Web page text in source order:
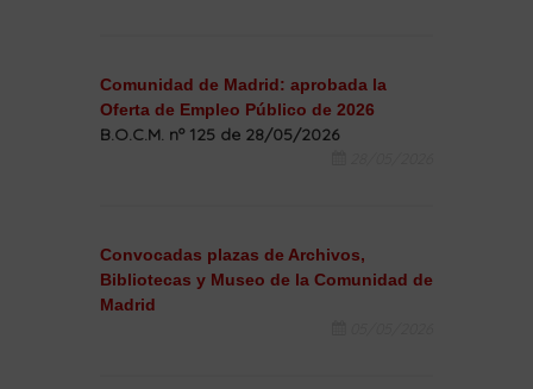
Comunidad de Madrid: aprobada la
Oferta de Empleo Público de 2026
B.O.C.M. nº 125 de 28/05/2026
Convocadas plazas de Archivos,
Bibliotecas y Museo de la Comunidad de
Madrid